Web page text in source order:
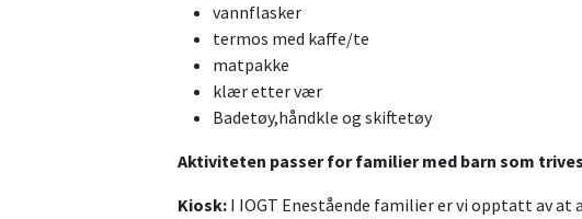
vannflasker
termos med kaffe/te
matpakke
klær etter vær
Badetøy,håndkle og skiftetøy
Aktiviteten passer for familier med barn som
Kiosk: I IOGT Enestående familier er vi opptatt av